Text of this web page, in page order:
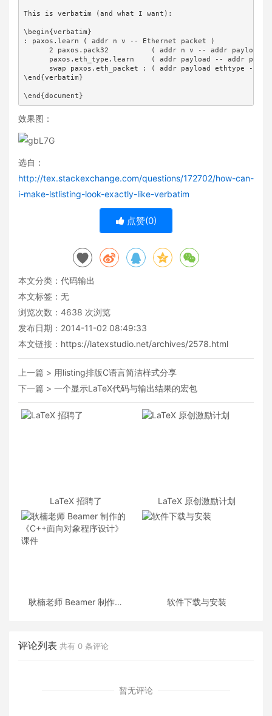
This is verbatim (and what I want):
\begin{verbatim}
: paxos.learn ( addr n v -- Ethernet packet )
2 paxos.pack32          ( addr n v -- addr payload )
paxos.eth_type.learn    ( addr payload -- addr
swap paxos.eth_packet ; ( addr payload ethtype --
\end{verbatim}
\end{document}
效果图：
选自：
http://tex.stackexchange.com/questions/172702/how-can-
i-make-lstlisting-look-exactly-like-verbatim
点赞(0)
本文分类： 代码输出
本文标签：无
浏览次数： 4638 次浏览
发布日期：2014-11-02 08:49:33
本文链接： https://latexstudio.net/archives/2578.html
上一篇 > 用listing排版C语言简洁样式分享
下一篇 > 一个显示LaTeX代码与输出结果的宏包
LaTeX 招聘了 LaTeX 原创激励计划
耿楠老师 Beamer 制作的
软件下载与安装
评论列表 共有 0 条评论
暂无评论